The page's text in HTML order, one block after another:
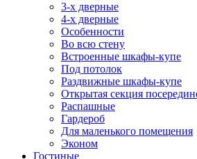
3-х дверные
4-х дверные
Особенности
Во всю стену
Встроенные шкафы-купе
Под потолок
Раздвижные шкафы-купе
Открытая секция
Распашные
Гардероб
Для маленького помещения
Эконом
Гостиные